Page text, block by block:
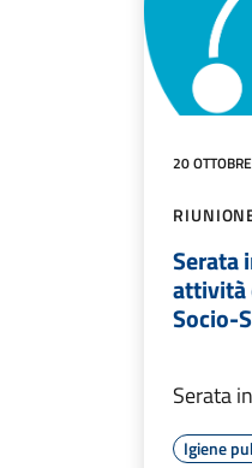
20
Serata
attività
Socio-
Serata
Igiene